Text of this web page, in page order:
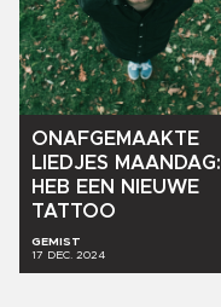
ONAFGEMAAKTE
LIEDJES MAANDAG:
HEB EEN
NIEUWE
TATTOO
GEMIST
17 DEC. 2024